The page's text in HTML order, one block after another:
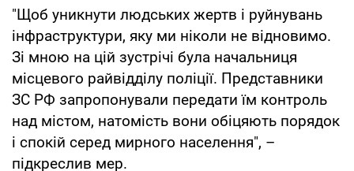
"Щоб уникнути людських жертв і руйнувань
інфраструктури, яку ми ніколи не відновимо.
Зі мною на цій зустрічі була начальниця
місцевого райвідділу поліції. Представники
ЗС РФ запропонували передати їм контроль
над містом, натомість вони обіцяють порядок
і спокій серед мирного населення", –
підкреслив мер.